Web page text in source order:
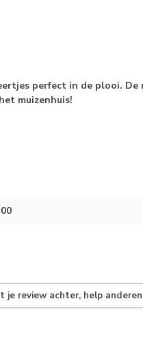
perfect in de plooi.
muizenhuis!
je review achter, help